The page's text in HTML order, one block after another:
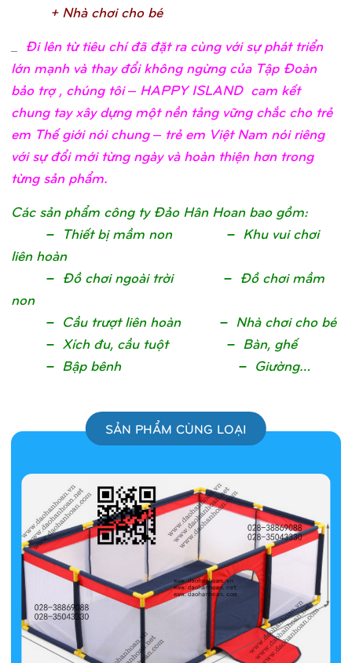
+ Nhà chơi cho bé
Đi lên từ tiêu chí đã đặt ra cùng với sự phát triển
lớn mạnh và thay đổi không ngừng của Tập Đoàn
bảo trợ , chúng tôi – HAPPY ISLAND cam kết
chung tay xây dựng một nền tảng vững chắc cho trẻ
em Thế giới nói chung – trẻ em Việt Nam nói riêng
với sự đổi mới từng ngày và hoàn thiện hơn trong
từng sản phẩm.
Các sản phẩm công ty Đảo Hân Hoan bao gồm:
– Thiết bịmầm non – Khu vui chơi
liên hoàn
– Đồchơi ngoài trời – Đồchơi mầm
non
– Cầu trượt liên hoàn – Nhà chơi cho bé
– Xích đu, cầu tuột – Bàn, ghế
– Bập bênh – Giường…
SẢN PHẨM CÙNG LOẠI